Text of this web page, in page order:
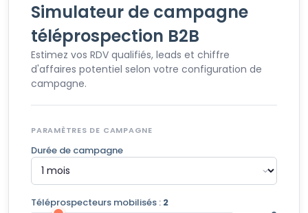
Simulateur de campagne
téléprospection B2B
Estimez vos RDV qualifiés, leads et chiffre
d'affaires potentiel selon votre configuration de
campagne.
PARAMÈTRES DE CAMPAGNE
Durée de campagne
Téléprospecteurs mobilisés : 2